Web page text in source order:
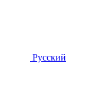
Русский